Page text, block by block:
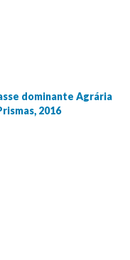
dominante Agrária
2016